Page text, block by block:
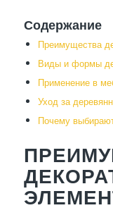
Содержание
Преимущества
Виды и формы
Применение в
Уход за
Почему